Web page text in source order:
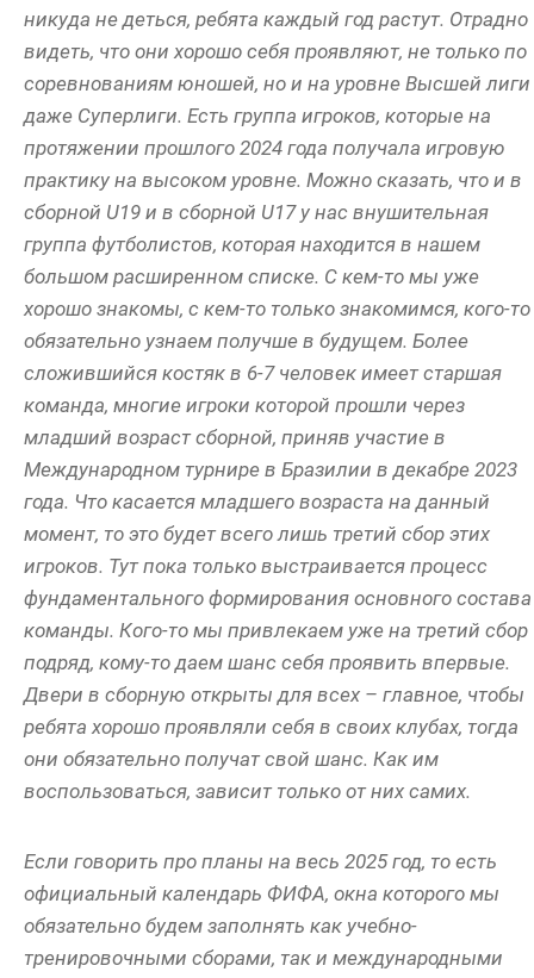
никуда не деться, ребята каждый год растут. Отрадно
видеть, что они хорошо себя проявляют, не только по
соревнованиям юношей, но и на уровне Высшей лиги
даже Суперлиги. Есть группа игроков, которые на
протяжении прошлого 2024 года получала игровую
практику на высоком уровне. Можно сказать, что и в
сборной U19 и в сборной U17 у нас внушительная
группа футболистов, которая находится в нашем
большом расширенном списке. С кем-то мы уже
хорошо знакомы, с кем-то только знакомимся, кого-то
обязательно узнаем получше в будущем. Более
сложившийся костяк в 6-7 человек имеет старшая
команда, многие игроки которой прошли через
младший возраст сборной, приняв участие в
Международном турнире в Бразилии в декабре 2023
года. Что касается младшего возраста на данный
момент, то это будет всего лишь третий сбор этих
игроков. Тут пока только выстраивается процесс
фундаментального формирования основного состава
команды. Кого-то мы привлекаем уже на третий сбор
подряд, кому-то даем шанс себя проявить впервые.
Двери в сборную открыты для всех – главное, чтобы
ребята хорошо проявляли себя в своих клубах, тогда
они обязательно получат свой шанс. Как им
воспользоваться, зависит только от них самих.
Если говорить про планы на весь 2025 год, то есть
официальный календарь ФИФА, окна которого мы
обязательно будем заполнять как учебно-
тренировочными сборами, так и международными